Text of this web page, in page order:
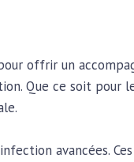
offrir un
Que ce soit pour
avancées.